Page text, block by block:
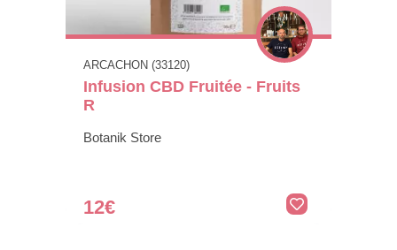
ARCACHON (33120)
Infusion CBD Fruitée - Fruits
R
Botanik Store
12€